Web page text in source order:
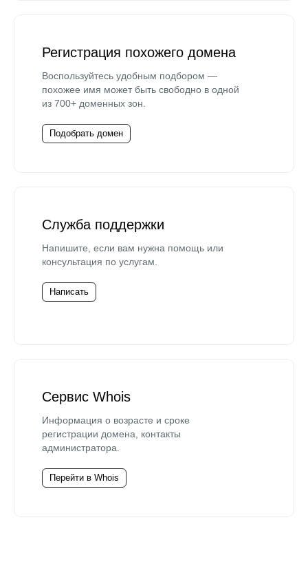
Регистрация похожего домена
Воспользуйтесь удобным подбором —
похожее имя может быть свободно в одной
из 700+ доменных зон.
Подобрать домен
Служба поддержки
Напишите, если вам нужна помощь или
консультация по услугам.
Написать
Сервис Whois
Информация о возрасте и сроке
регистрации домена, контакты
администратора.
Перейти в Whois